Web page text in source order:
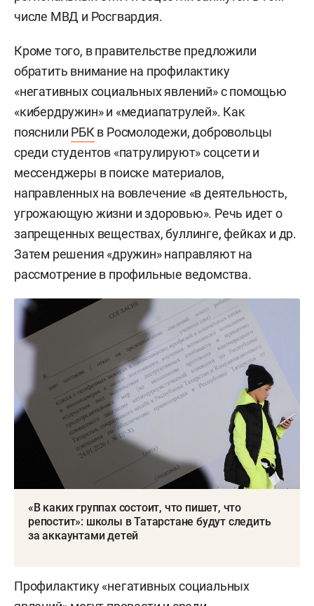
числе МВД и Росгвардия.
Кроме того, в правительстве предложили
обратить внимание на профилактику
«негативных социальных явлений» с помощью
«кибердружин» и «медиапатрулей». Как
пояснили РБК в Росмолодежи, добровольцы
среди студентов «патрулируют» соцсети и
мессенджеры в поиске материалов,
направленных на вовлечение «в деятельность,
угрожающую жизни и здоровью». Речь идет о
запрещенных веществах, буллинге, фейках и др.
Затем решения «дружин» направляют на
рассмотрение в профильные ведомства.
«В каких группах состоит, что пишет, что
репостит»: школы в Татарстане будут следить
за аккаунтами детей
Профилактику «негативных социальных